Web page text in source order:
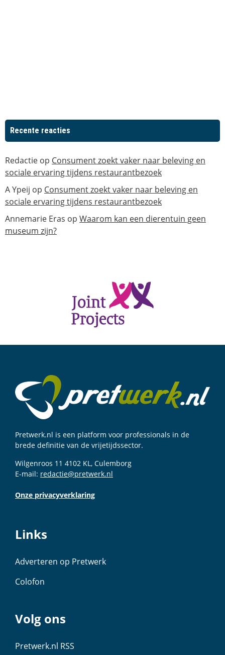
Recente reacties
Redactie op Consument zoekt vaker naar beleving en
sociale ervaring tijdens restaurantbezoek
A Ypeij op Consument zoekt vaker naar beleving en
sociale ervaring tijdens restaurantbezoek
Annemarie Eras op Waarom kan een dierentuin geen
museum zijn?
Pretwerk.nl is een platform voor professionals in de
brede definitie van de vrijetijdssector.
Wilgenroos 11 4102 KL, Culemborg
E-mail: redactie@pretwerk.nl
Onze privacyverklaring
Links
Adverteren op Pretwerk
Colofon
Volg ons
Pretwerk.nl RSS